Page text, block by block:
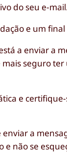
do seu e-
e um
a enviar a
seguro
e
a
não se